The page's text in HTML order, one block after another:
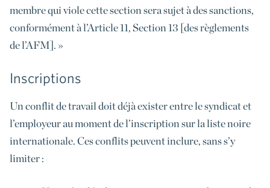
membre qui viole cette section sera sujet à des sanctions,
conformément à l’Article 11, Section 13 [des règlements
de l’AFM]. »
Inscriptions
Un conflit de travail doit déjà exister entre le syndicat et
l’employeur au moment de l’inscription sur la liste noire
internationale. Ces conflits peuvent inclure, sans s’y
limiter :